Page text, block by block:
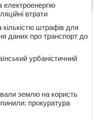
втрати
штрафів для
даних про транспорт до
урбаністичний
землю на користь
прокуратура